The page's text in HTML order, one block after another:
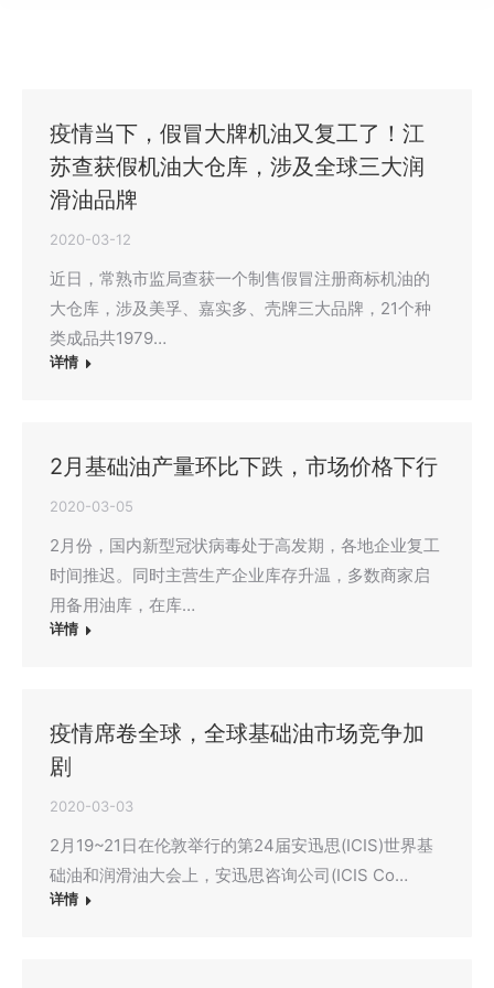
疫情当下，假冒大牌机油又复工了！江
苏查获假机油大仓库，涉及全球三大润
滑油品牌
2020-03-12
近日，常熟市监局查获一个制售假冒注册商标机油的
大仓库，涉及美孚、嘉实多、壳牌三大品牌，21个种
类成品共1979…
详情
2月基础油产量环比下跌，市场价格下行
2020-03-05
2月份，国内新型冠状病毒处于高发期，各地企业复工
时间推迟。同时主营生产企业库存升温，多数商家启
用备用油库，在库…
详情
疫情席卷全球，全球基础油市场竞争加
剧
2020-03-03
2月19~21日在伦敦举行的第24届安迅思(ICIS)世界基
础油和润滑油大会上，安迅思咨询公司(ICIS Co…
详情